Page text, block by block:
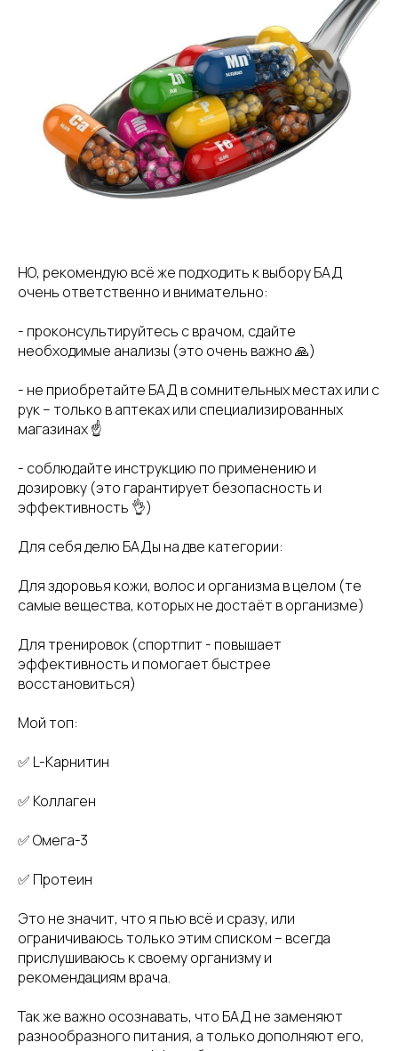
НО, рекомендую всё же подходить к выбору БАД
очень ответственно и внимательно:
- проконсультируйтесь с врачом, сдайте
необходимые анализы (это очень важно 🙏)
- не приобретайте БАД в сомнительных местах или с
рук – только в аптеках или специализированных
магазинах ☝️
- соблюдайте инструкцию по применению и
дозировку (это гарантирует безопасность и
эффективность 👌)
Для себя делю БАДы на две категории:
Для здоровья кожи, волос и организма в целом (те
самые вещества, которых не достаёт в организме)
Для тренировок (спортпит - повышает
эффективность и помогает быстрее
восстановиться)
Мой топ:
✅ L-Карнитин
✅ Коллаген
✅ Омега-3
✅ Протеин
Это не значит, что я пью всё и сразу, или
ограничиваюсь только этим списком – всегда
прислушиваюсь к своему организму и
рекомендациям врача.
Так же важно осознавать, что БАД не заменяют
разнообразного питания, а только дополняют его,